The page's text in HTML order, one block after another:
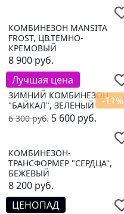
КОМБИНЕЗОН MANSITA
FROST, ЦВ.ТЕМНО-
КРЕМОВЫЙ
8 900 руб.
-11%
Лучшая цена
ЗИМНИЙ КОМБИНЕЗОН
"БАЙКАЛ", ЗЕЛЁНЫЙ
6 300руб. 5 600 руб.
КОМБИНЕЗОН-
ТРАНСФОРМЕР "СЕРДЦА",
БЕЖЕВЫЙ
8 200 руб.
ЦЕНОПАД